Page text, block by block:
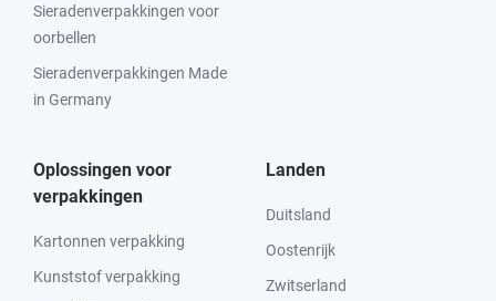
Sieradenverpakkingen voor
oorbellen
Sieradenverpakkingen Made
in Germany
Oplossingen voor
verpakkingen
Kartonnen verpakking
Kunststof verpakking
Landen
Duitsland
Oostenrijk
Zwitserland